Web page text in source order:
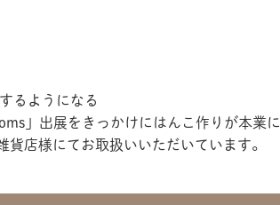
るようになる
」出展をきっかけにはんこ作りが本業に
店様にてお取扱いいただいています。